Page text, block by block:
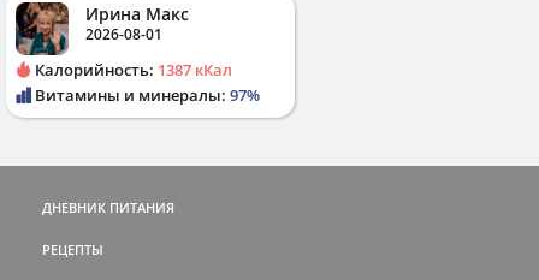
Ирина Макс
2026-08-01
Калорийность: 1387 кКал
Витамины и минералы: 97%
ДНЕВНИК ПИТАНИЯ
РЕЦЕПТЫ